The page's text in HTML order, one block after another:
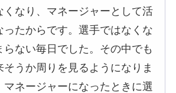
くなり、マネージャーとして活
ったからです。選手ではなくな
らない毎日でした。その中でも
うか周りを見るようになりま
マネージャーになったときに選